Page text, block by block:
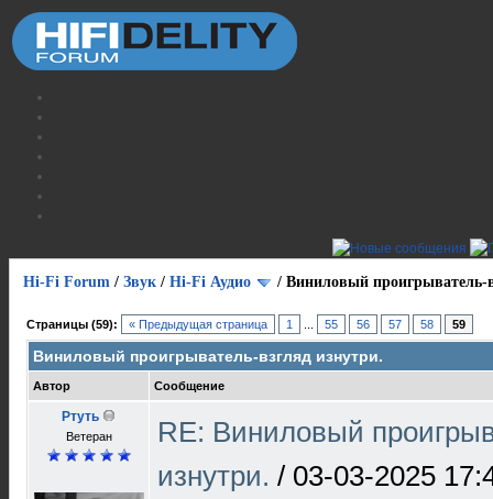
Hi-Fi Forum / Звук / Hi-Fi Аудио / Виниловый проигрыватель-
Страницы (59): « Предыдущая страница 1 55 56 57 58 59
Виниловый проигрыватель-взгляд изнутри.
Автор Сообщение
Ртуть
Ветеран
RE: Виниловый
изнутри. / 03-03-2025